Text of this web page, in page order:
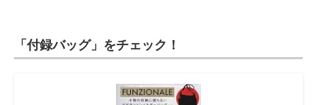
「付録バッグ」をチェック！